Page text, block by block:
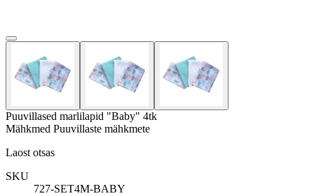
Puuvillased marlilapid "Baby" 4tk
Mähkmed Puuvillaste mähkmete
Laost otsas
SKU
727-SET4M-BABY